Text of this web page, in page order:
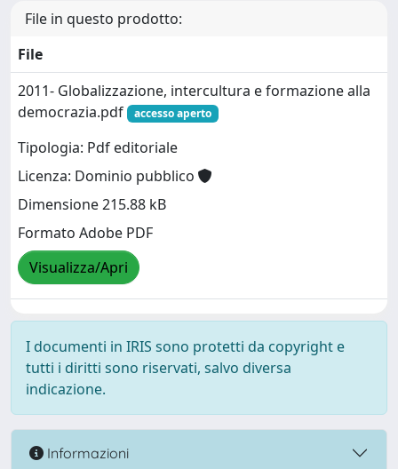
File in questo prodotto:
File
2011- Globalizzazione, intercultura e formazione alla
democrazia.pdf
accesso aperto
Tipologia: Pdf editoriale
Licenza: Dominio pubblico
Dimensione 215.88 kB
Formato Adobe PDF
Visualizza/Apri
I documenti in IRIS sono protetti da copyright e
tutti i diritti sono riservati, salvo diversa
indicazione.
Informazioni